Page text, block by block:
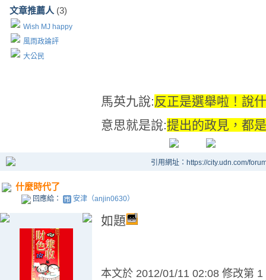
文章推薦人 (3)
Wish MJ happy
風雨政論評
大公民
馬英九說:反正是選舉啦！說
意思就是說:提出的政見，都
引用網址：https://city.udn.com/
什麼時代了
回應給： 安津（anjin0630）
如題
本文於 2012/01/11 02:08 修改第 1